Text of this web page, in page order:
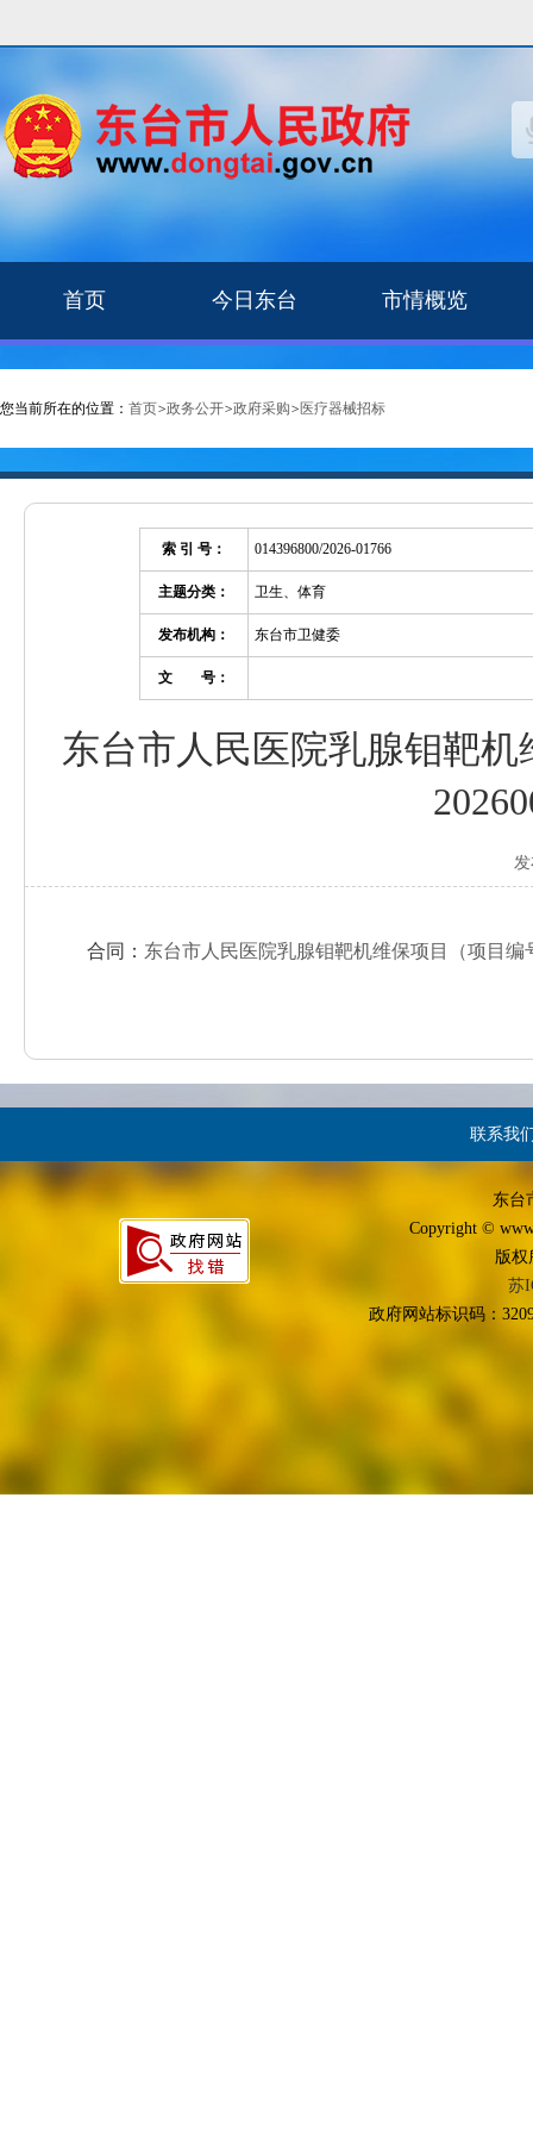
首页 今日东台 市情概览
您当前所在的位置： 首页>政务公开>政府采购> 医疗器械招标
索 引 号： 014396800/2026-01766
主题分类： 卫生、体育
发布机构： 东台市卫健委
文 号：
东台市人民医院乳腺钼靶
发
合同： 东台市人民医院乳腺钼靶机维保项目（项目编
联系我
东台
Copyright ©
版权
苏
政府网站标识码：